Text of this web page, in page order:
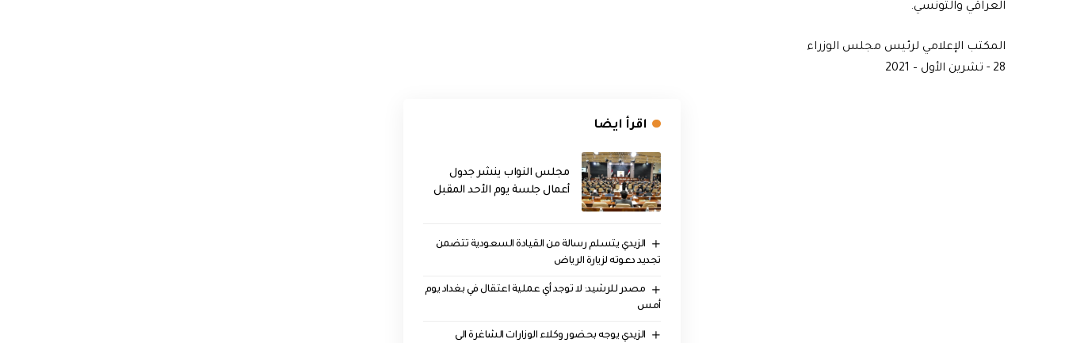
العراقي والتونسي.
المكتب الإعلامي لرئيس مجلس الوزراء
اقرأ ايضا
مجلس النواب ينشر جدول
أعمال جلسة يوم الأحد المقبل
الزيدي يتسلم رسالة من القيادة السعودية تتضمن
تجديد دعوته لزيارة الرياض
مصدر للرشيد: لا توجد أي عملية اعتقال في بغداد يوم
أمس
الزيدي يوجه بحضور وكلاء الوزارات الشاغرة الى